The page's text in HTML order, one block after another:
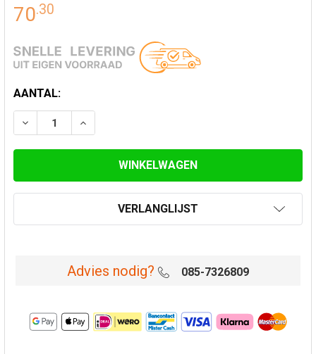
70.30
HUIDIGE
VOORRAAD:
AANTAL:
VERLANGLIJST
Advies nodig? 085-7326809